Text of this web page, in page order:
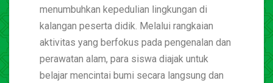
menumbuhkan kepedulian lingkungan di
kalangan peserta didik. Melalui rangkaian
aktivitas yang berfokus pada pengenalan dan
perawatan alam, para siswa diajak untuk
belajar mencintai bumi secara langsung dan